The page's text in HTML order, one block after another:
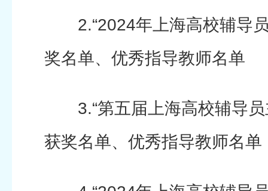
2.“2024年上海高校辅导员
奖名单、优秀指导教师名单
3.“第五届上海高校辅导员
获奖名单、优秀指导教师名单